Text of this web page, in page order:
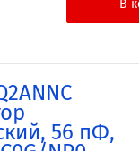
56 пФ,